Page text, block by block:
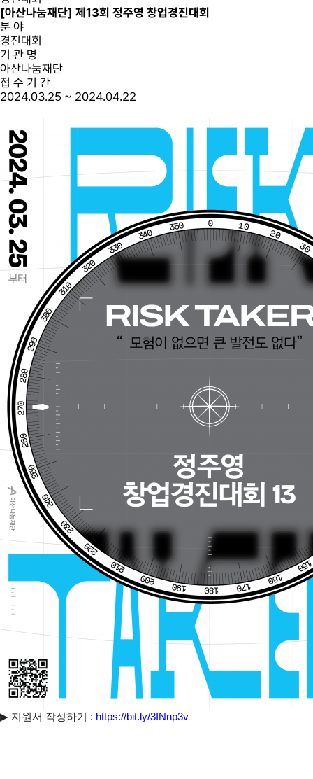
[아산나눔재단] 제13회 정주영 창업경진대회
분 야
경진대회
기 관 명
아산나눔재단
접 수 기 간
2024.03.25 ~ 2024.04.22
▶ 지원서 작성하기 : https://bit.ly/3INnp3v